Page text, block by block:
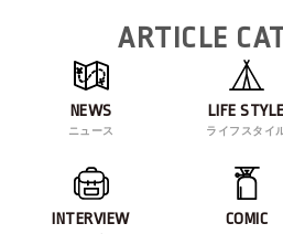
ARTICLE
NEWS
ニュース
LIFE STYLE
ライフスタイ
INTERVIEW COMIC